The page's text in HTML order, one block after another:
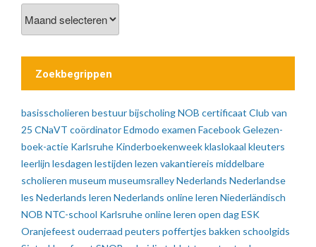
Zoekbegrippen
basisscholieren bestuurbijscholing NOB certificaat Club van
25 CNaVT coördinatorEdmodo examen FacebookGelezen-
boek-actie Karlsruhe Kinderboekenweekklaslokaal kleuters
leerlijn lesdagen lestijden lezen vakantiereis middelbare
scholieren museum museumsralleyNederlands Nederlandse
les Nederlands leren Nederlands online leren Niederländisch
NOB NTC-school Karlsruheonline leren open dag ESK
Oranjefeest ouderraad peuters poffertjes bakken schoolgids